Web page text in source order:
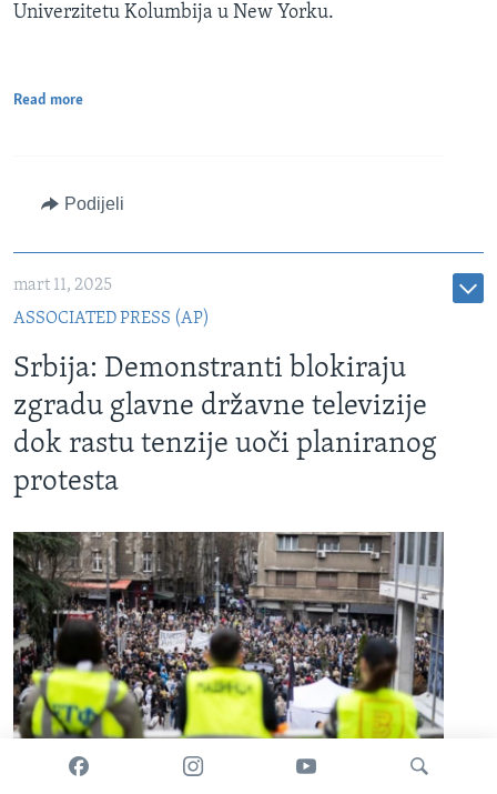
Univerzitetu Kolumbija u New Yorku.
Read more
Podijeli
mart 11, 2025
ASSOCIATED PRESS (AP)
Srbija: Demonstranti blokiraju
zgradu glavne državne televizije
dok rastu tenzije uoči planiranog
protesta